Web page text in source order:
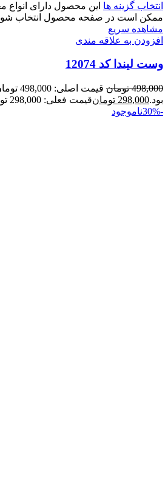
انتخاب گزینه ها این محصول دارای انواع
ممکن است در صفحه محصول انتخاب
مشاهده سریع
افزودن به علاقه مندی
وست لیندا کد 12074
498,000 تومان
قیمت اصلی:
بود.298,000 تومانقیمت فعلی: 298,000 تومان.
-30%
ناموجود